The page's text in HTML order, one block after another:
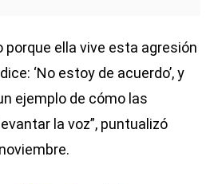
porque ella vive esta agresión
‘No estoy de acuerdo’, y
ejemplo de cómo las
la voz”, puntualizó